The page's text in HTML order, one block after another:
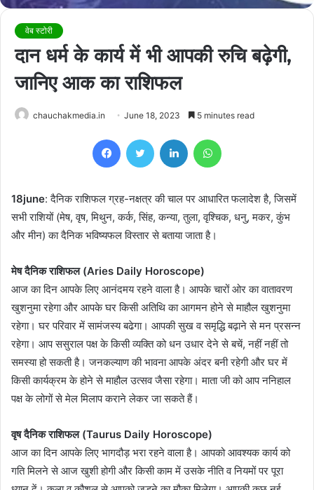
वेब स्टोरी
दान धर्म के कार्य में भी आपकी रुचि बढ़ेगी,
जानिए आक का राशिफल
chauchakmedia.in June 18, 2023 5 minutes read
FacebookTwitter LinkedIn
18june: दैनिक राशिफल ग्रह-नक्षत्र की चाल पर आधारित फलादेश है, जिसमें
सभी राशियों (मेष, वृष, मिथुन, कर्क, सिंह, कन्या, तुला, वृश्चिक, धनु, मकर, कुंभ
और मीन) का दैनिक भविष्यफल विस्तार से बताया जाता है।
मेष दैनिक राशिफल (Aries Daily Horoscope)
आज का दिन आपके लिए आनंदमय रहने वाला है। आपके चारों ओर का वातावरण
खुशनुमा रहेगा और आपके घर किसी अतिथि का आगमन होने से माहौल खुशनुमा
रहेगा। घर परिवार में सामंजस्य बढेगा। आपकी सुख व समृद्धि बढ़ाने से मन प्रसन्न
रहेगा। आप ससुराल पक्ष के किसी व्यक्ति को धन उधार देने से बचें, नहीं नहीं तो
समस्या हो सकती है। जनकल्याण की भावना आपके अंदर बनी रहेगी और घर में
किसी कार्यक्रम के होने से माहौल उत्सव जैसा रहेगा। माता जी को आप ननिहाल
पक्ष के लोगों से मेल मिलाप कराने लेकर जा सकते हैं।
वृष दैनिक राशिफल (Taurus Daily Horoscope)
आज का दिन आपके लिए भागदौड़ भरा रहने वाला है। आपको आवश्यक कार्य को
गति मिलने से आज खुशी होगी और किसी काम में उसके नीति व नियमों पर पूरा